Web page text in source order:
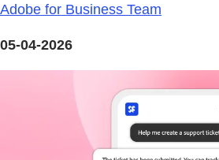
Adobe for Business Team
05-04-2026